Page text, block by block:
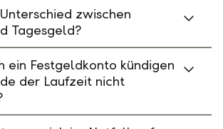
zwischen
Tagesgeld?
ein Festgeldkonto kündigen
der Laufzeit nicht